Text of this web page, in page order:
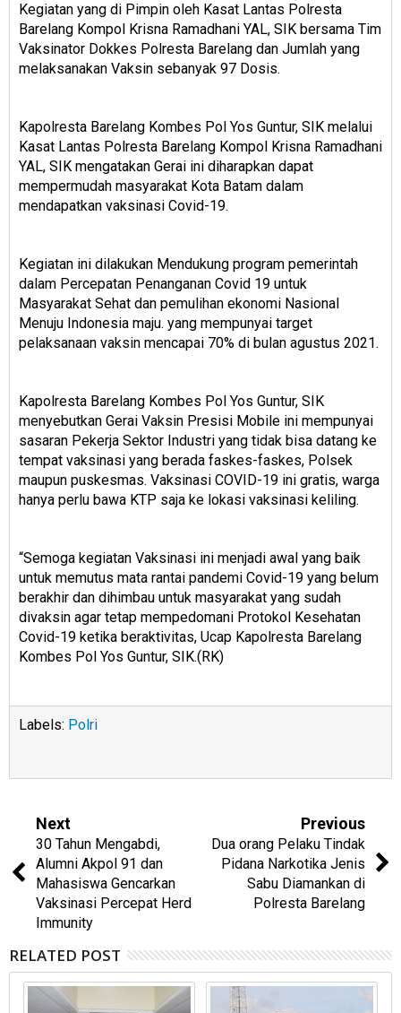
Kegiatan yang di Pimpin oleh Kasat Lantas Polresta
Barelang Kompol Krisna Ramadhani YAL, SIK bersama Tim
Vaksinator Dokkes Polresta Barelang dan Jumlah yang
melaksanakan Vaksin sebanyak 97 Dosis.
Kapolresta Barelang Kombes Pol Yos Guntur, SIK melalui
Kasat Lantas Polresta Barelang Kompol Krisna Ramadhani
YAL, SIK mengatakan Gerai ini diharapkan dapat
mempermudah masyarakat Kota Batam dalam
mendapatkan vaksinasi Covid-19.
Kegiatan ini dilakukan Mendukung program pemerintah
dalam Percepatan Penanganan Covid 19 untuk
Masyarakat Sehat dan pemulihan ekonomi Nasional
Menuju Indonesia maju. yang mempunyai target
pelaksanaan vaksin mencapai 70% di bulan agustus 2021.
Kapolresta Barelang Kombes Pol Yos Guntur, SIK
menyebutkan Gerai Vaksin Presisi Mobile ini mempunyai
sasaran Pekerja Sektor Industri yang tidak bisa datang ke
tempat vaksinasi yang berada faskes-faskes, Polsek
maupun puskesmas. Vaksinasi COVID-19 ini gratis, warga
hanya perlu bawa KTP saja ke lokasi vaksinasi keliling.
“Semoga kegiatan Vaksinasi ini menjadi awal yang baik
untuk memutus mata rantai pandemi Covid-19 yang belum
berakhir dan dihimbau untuk masyarakat yang sudah
divaksin agar tetap mempedomani Protokol Kesehatan
Covid-19 ketika beraktivitas, Ucap Kapolresta Barelang
Kombes Pol Yos Guntur, SIK.(RK)
Labels: Polri
Next
30 Tahun Mengabdi,
Alumni Akpol 91 dan
Mahasiswa Gencarkan
Vaksinasi Percepat Herd
Immunity
Previous
Dua orang Pelaku Tindak
Pidana Narkotika Jenis
Sabu Diamankan di
Polresta Barelang
RELATED POST